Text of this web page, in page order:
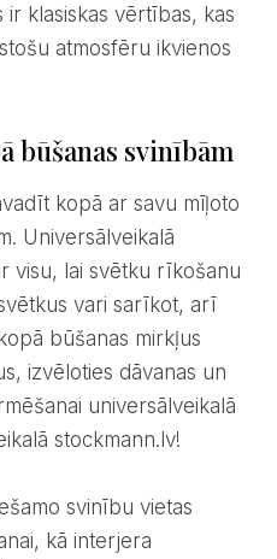
ir klasiskas vērtības, kas
atmosfēru ikvienos
būšanas svinībām
Universālveikalā
visu, lai svētku rīkošanu
vari sarīkot, arī
būšanas mirkļus
izvēloties dāvanas un
universālveikalā
stockmann.lv!
svinību vietas
kā interjera